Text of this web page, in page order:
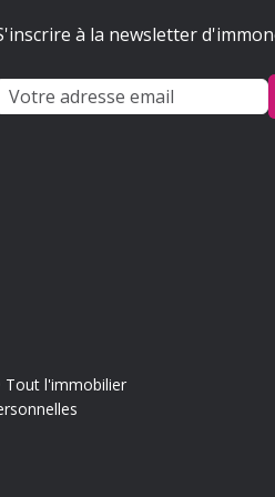
à la newsletter
Tout l'immobilier